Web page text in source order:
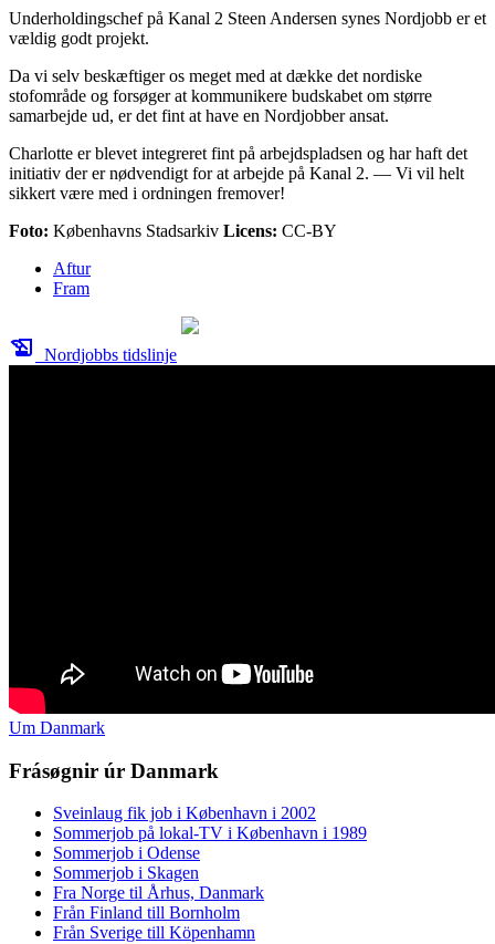
Underholdingschef på Kanal 2 Steen Andersen synes Nordjobb er et
vældig godt projekt.
Da vi selv beskæftiger os meget med at dække det nordiske
stofområde og forsøger at kommunikere budskabet om større
samarbejde ud, er det fint at have en Nordjobber ansat.
Charlotte er blevet integreret fint på arbejdspladsen og har haft det
initiativ der er nødvendigt for at arbejde på Kanal 2. — Vi vil helt
sikkert være med i ordningen fremover!
Foto: Københavns Stadsarkiv Licens: CC-BY
Aftur
Fram
history_edu Nordjobbs tidslinje
Um Danmark
Frásøgnir úr Danmark
Sveinlaug fik job i København i 2002
Sommerjob på lokal-TV i København i 1989
Sommerjob i Odense
Sommerjob i Skagen
Fra Norge til Århus, Danmark
Från Finland till Bornholm
Från Sverige till Köpenhamn